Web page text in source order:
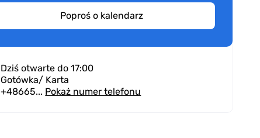
Poproś o kalendarz
Dziś otwarte do 17:00
Gotówka/ Karta
+48665... Pokaż numer telefonu